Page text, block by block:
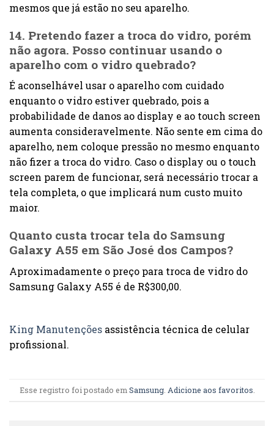
mesmos que já estão no seu aparelho.
14. Pretendo fazer a troca do vidro, porém
não agora. Posso continuar usando o
aparelho com o vidro quebrado?
É aconselhável usar o aparelho com cuidado
enquanto o vidro estiver quebrado, pois a
probabilidade de danos ao display e ao touch screen
aumenta consideravelmente. Não sente em cima do
aparelho, nem coloque pressão no mesmo enquanto
não fizer a troca do vidro. Caso o display ou o touch
screen parem de funcionar, será necessário trocar a
tela completa, o que implicará num custo muito
maior.
Quanto custa trocar tela do Samsung
Galaxy A55 em São José dos Campos?
Aproximadamente o preço para troca de vidro do
Samsung Galaxy A55 é de R$300,00.
King Manutenções assistência técnica de celular
profissional.
Esse registro foi postado em Samsung. Adicione aos favoritos